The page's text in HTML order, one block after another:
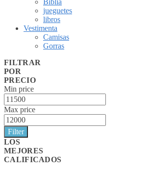
jueguetes
libros
Vestimenta
Camisas
Gorras
FILTRAR
POR
PRECIO
Min price
Max price
Filter
LOS
MEJORES
CALIFICADOS